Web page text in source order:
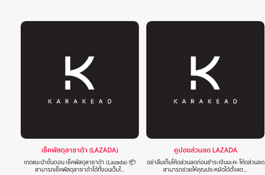
เช็คพัสดุลาซาด้า (LAZADA)
เกดแนะนำขั้นตอน เช็คพัสดุลาซาด้า (Lazada) 📦
สามารถเช็คพัสดุลาซาด้าได้ทั้งบนเว็บไ…
คูปองส่วนลด LAZADA
อย่าลืมเก็บโค้ดส่วนลดก่อนชำระเงินนะคะ โค้ดส่วนลด
สามารถช่วยให้คุณประหยัดได้ตั้งแต…